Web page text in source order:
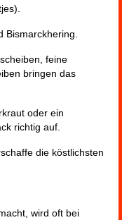
Bismarckhering.
feine
bringen das
oder ein
richtig auf.
die köstlichsten
wird oft bei